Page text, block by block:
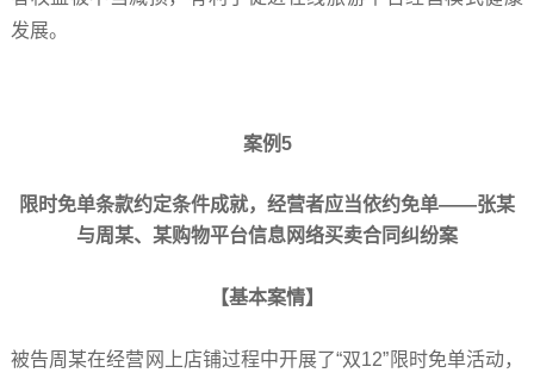
发展。
案例5
限时免单条款约定条件成就，经营者应当依约免单——张某
与周某、某购物平台信息网络买卖合同纠纷案
【基本案情】
被告周某在经营网上店铺过程中开展了“双12”限时免单活动，